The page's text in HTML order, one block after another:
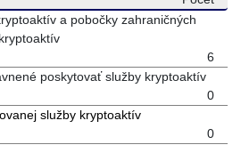
a pobočky zahraničných
6
poskytovať služby kryptoaktív
0
služby kryptoaktív
0